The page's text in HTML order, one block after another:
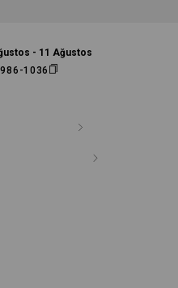
- 11 Ağustos
1036